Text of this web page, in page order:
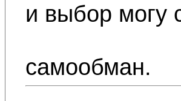
и выбор могу
самообман.